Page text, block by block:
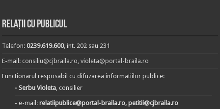
Relații cu publicul
Telefon:0239.619.600, int. 202 sau 231
E-mail:consiliu@cjbraila.ro,violeta@portal-braila.ro
Functionarul resposabil cu difuzarea informatiilor publice:
- Serbu Violeta, consilier
- e-mail:relatiipublice@portal-braila.ro, petitii@cjbraila.ro